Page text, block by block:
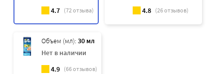
4.7 (72отзыва) 4.8 (26отзывов)
Объем (мл): 30 мл
Нет в наличии
4.9
(66отзывов)